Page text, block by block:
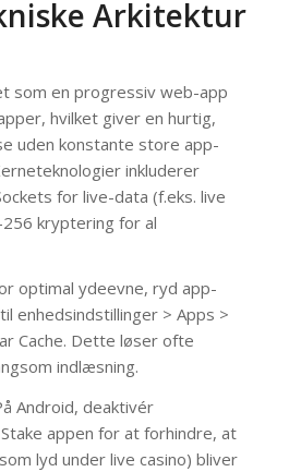
Arkitektur
som en progressiv web-app
hvilket giver en hurtig,
uden konstante store app-
inkluderer
for live-data (f.eks. live
kryptering for al
optimal ydeevne, ryd app-
enhedsindstillinger > Apps >
Cache. Dette løser ofte
indlæsning.
Android, deaktivér
appen for at forhindre, at
lyd under live casino) bliver